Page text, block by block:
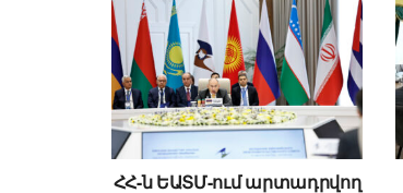
ՀՀ-ն ԵԱՏՄ-ում արտադրվող